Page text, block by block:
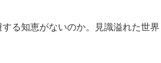
る知恵がないのか。見識溢れた世界